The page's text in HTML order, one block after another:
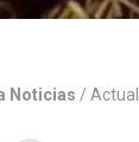
Noticias /